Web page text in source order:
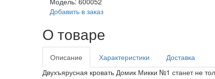
Добавить в заказ
О товаре
Описание Характеристики
Доставка
Двухъярусная кровать Домик Микки №1 станет не